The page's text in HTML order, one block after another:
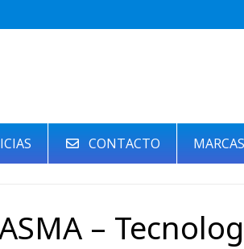
CONTACTO MARCAS
–